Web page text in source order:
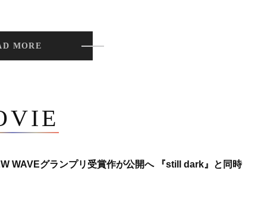
MORE
WAVEグランプリ受賞作が公開へ 『still dark』と同時